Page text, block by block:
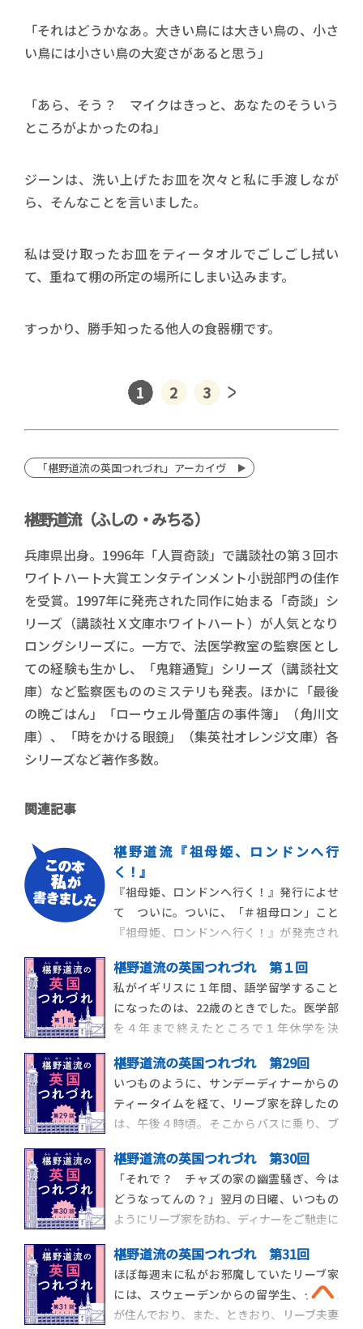
「それはどうかなあ。大きい鳥には大きい鳥の、小さ
い鳥には小さい鳥の大変さがあると思う」
「あら、そう？ マイクはきっと、あなたのそういう
ところがよかったのね」
ジーンは、洗い上げたお皿を次々と私に手渡しなが
ら、そんなことを言いました。
私は受け取ったお皿をティータオルでごしごし拭い
て、重ねて棚の所定の場所にしまい込みます。
すっかり、勝手知ったる他人の食器棚です。
1 2 3
「椹野道流の英国つれづれ」アーカイヴ
椹野道流（ふしの・みちる）
兵庫県出身。1996年「人買奇談」で講談社の第３回ホ
ワイトハート大賞エンタテインメント小説部門の佳作
を受賞。1997年に発売された同作に始まる「奇談」シ
リーズ（講談社Ｘ文庫ホワイトハート）が人気となり
ロングシリーズに。一方で、法医学教室の監察医とし
ての経験も生かし、「鬼籍通覧」シリーズ（講談社文
庫）など監察医もののミステリも発表。ほかに「最後
の晩ごはん」「ローウェル骨董店の事件簿」（角川文
庫）、「時をかける眼鏡」（集英社オレンジ文庫）各
シリーズなど著作多数。
関連記事
椹野道流『祖母姫、ロンドンへ行
く！』
『祖母姫、ロンドンへ行く！』発行によせ
て ついに。ついに、「＃祖母ロン」こと
『祖母姫、ロンドンへ行く！』が発売され
ンドンを旅したときの、珍道中の記録で
す。そもそものきっかけは、「ステキブンゲ
イ」さんのウェブサイトで、エッセイの連
載コーナーをいただいたこと。ずっとエッ
セイを書きたいと
椹野道流の英国つれづれ 第１回
私がイギリスに１年間、語学留学すること
になったのは、22歳のときでした。医学部
を４年まで終えたところで１年休学を決
お金をかき集め、現地の語学学校と連絡を
取って入学を決め、飛行機のチケットを往
復分押さえ（当時は、帰りのチケットを前
払いで持っている、つまりちゃんと帰国す
る意思があると表
椹野道流の英国つれづれ 第29回
いつものように、サンデーディナーからの
ティータイムを経て、リーブ家を辞したの
は、午後４時頃。そこからバスに乗り、ブ
海岸沿いの通りを我が家までてくてくと歩
いて帰ります。ブライトンは有名なリゾー
ト地で、夏になると海水浴客でビーチはご
った返すそうですが、今はまだ、浜辺を散
策する人はちらほ
椹野道流の英国つれづれ 第30回
「それで？ チャズの家の幽霊騒ぎ、今は
どうなってんの？」翌月の日曜、いつもの
ようにリーブ家を訪ね、ディナーをご馳走に
く家にいたスウェーデンからの留学生、ク
リスでした。週末は遊びに忙しい彼女は、
ほとんど家におらず、彼女と顔を合わせた
ことは数えるほどしかありません。よって、
椹野道流の英国つれづれ 第31回
ほぼ毎週末に私がお邪魔していたリーブ家
には、スウェーデンからの留学生、クリス
が住んでおり、また、ときおり、リーブ夫妻